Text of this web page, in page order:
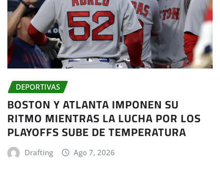
DEPORTIVAS
BOSTON Y ATLANTA IMPONEN SU
RITMO MIENTRAS LA LUCHA POR LOS
PLAYOFFS SUBE DE TEMPERATURA
Drafting Ago 7, 2026